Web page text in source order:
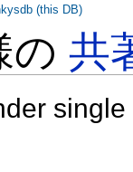
の共
(this DB)